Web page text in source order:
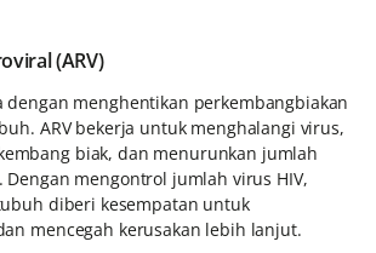
(ARV)
dengan menghentikan perkembangbiakan
ARV bekerja untuk menghalangi virus,
biak, dan menurunkan jumlah
mengontrol jumlah virus HIV,
diberi kesempatan untuk
mencegah kerusakan lebih lanjut.